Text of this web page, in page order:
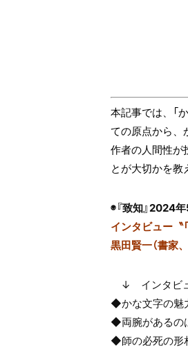
本記事では、「
ての原点から、
作者の人間性が
とが大切かを教
◉『致知』2024
インタビュー〝
黒田賢一（書家
↓ インタビュ
◆かな文字の魅
◆両腕があるの
◆師の必死の形